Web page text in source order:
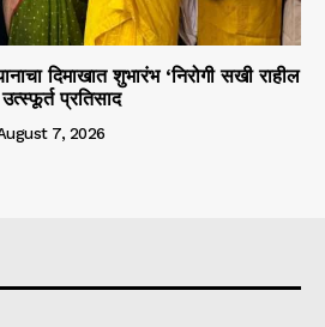
दिमाखात शुभारंभ ‘निरोगी सखी राहील
प्रतिसाद
7, 2026